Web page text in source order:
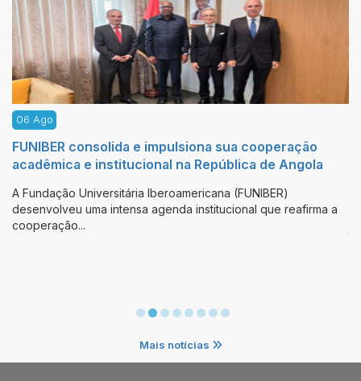
a
Celebra-se o XXII Curso de Filosofia da
Gustavo Bueno no marco da colaboração com
A Fundação Gustavo Bueno (FGB) realizou, de 20 a
julho, em Santo Domingo de la Calzada (La Rioja,
Mais notícias